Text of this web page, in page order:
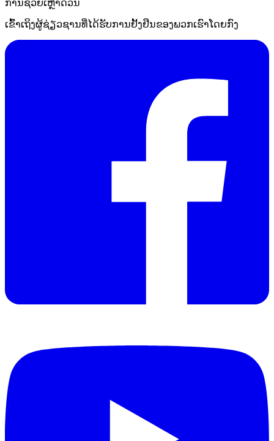
ການຊ່ວຍເຫຼືໍາດ່ວນ
ເຂົ້າເຖິງຜູ້ຊ່ຽວຊານທີ່ໄດ້ຮັບການຢັ້ງຢືນຂອງພວກເຮົາໂດຍກົງ